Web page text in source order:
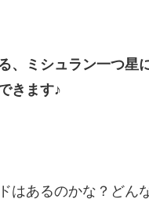
、ミシュラン一つ星
きます♪
はあるのかな？どん